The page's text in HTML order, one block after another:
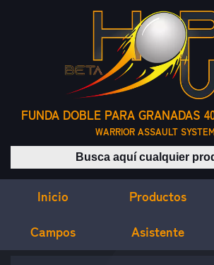
FUNDA DOBLE PARA GRANADAS
WARRIOR ASSAULT
Buscar
Inicio Productos
Campos Asistente